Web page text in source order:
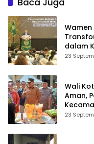
Wamen
dalam
23
Wali
Aman,
23